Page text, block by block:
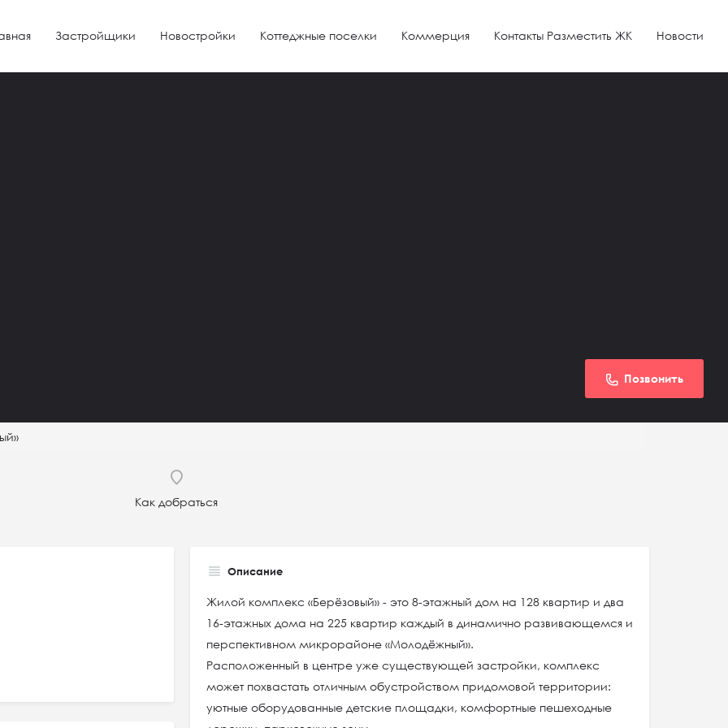
Застройщики Новостройки Коттеджные поселки Коммерция Контакты Разместить ЖК Новости
Позвонить
Как добраться
Описание
Жилой комплекс «Берёзовый» - это 8-этажный дом на 128 квартир и два
16-этажных дома на 225 квартир каждый в динамично развивающемся и
перспективном микрорайоне «Молодёжный».
Расположенный в центре уже существующей застройки, комплекс
может похвастать отличным обустройством придомовой территории:
уютные оборудованные детские площадки, комфортные пешеходные